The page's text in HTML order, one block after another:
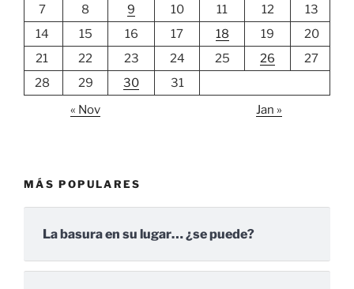
7
8 9 10 11 12
13
14
15 16 17 18 19
20
21
22 23 24 25 26
27
28
29 30
31
« Nov
Jan »
MÁS POPULARES
La basura en su lugar… ¿se puede?